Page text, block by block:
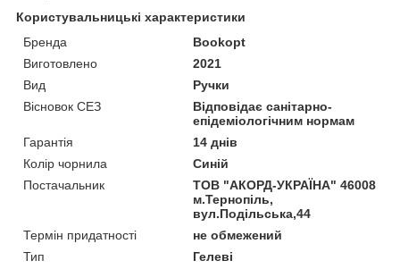
Користувальницькі характеристики
Бренда
Bookopt
Виготовлено
2021
Вид
Ручки
Вісновок СЕЗ
Відповідає санітарно-
епідеміологічним нормам
Гарантія
14 днів
Колір чорнила
Синій
Постачальник
ТОВ "АКОРД-УКРАЇНА" 46008
м.Тернопіль,
вул.Подільська,44
Термін придатності
не обмежений
Тип
Гелеві